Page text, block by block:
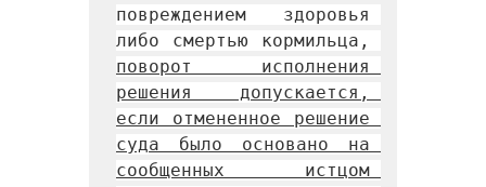
повреждением здоровья
поворот исполнения
решения допускается,
если отмененное решение
суда было основано на
сообщенных истцом